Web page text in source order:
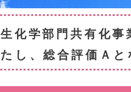
生化学部門共有化
たし、総合評価Ａと